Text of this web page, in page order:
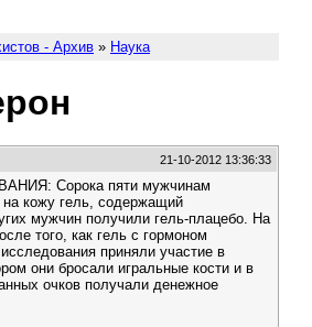
- Архив » Наука
21-10-2012 13:36:33
Сорока пяти мужчинам
кожу гель, содержащий
мужчин получили гель-плацебо. На
того, как гель с гормоном
приняли участие в
они бросали игральные кости и в
очков получали денежное